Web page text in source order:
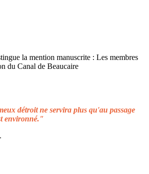
détroit ne servira plus qu'au passage
environné."